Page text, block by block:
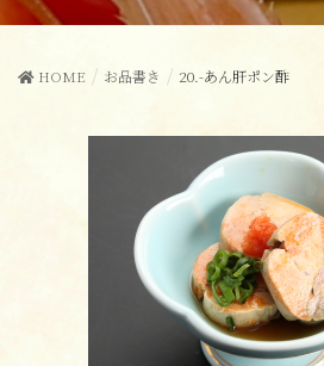
HOME お品書き 20.-あん肝ポン酢